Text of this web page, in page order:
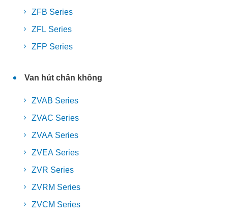
ZFB Series
ZFL Series
ZFP Series
Van hút chân không
ZVAB Series
ZVAC Series
ZVAA Series
ZVEA Series
ZVR Series
ZVRM Series
ZVCM Series